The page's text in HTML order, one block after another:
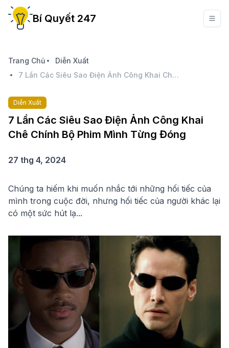
Bí Quyết 247
Trang Chủ
Diễn Xuất
7 Lần Các Siêu Sao Điện Ảnh Công Khai Chê Chính Bộ Phim Mình Từng Đóng
Diễn Xuất
7 Lần Các Siêu Sao Điện Ảnh Công Khai
Chê Chính Bộ Phim Mình Từng Đóng
27 thg 4, 2024
Chúng ta hiếm khi muốn nhắc tới những hối tiếc của
mình trong cuộc đời, nhưng hối tiếc của người khác lại
có một sức hút lạ...